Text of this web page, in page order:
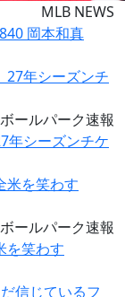
MLB NEWS
岡本和真
ボールパーク速報
年シーズンチケ
ボールパーク速報
を笑わす